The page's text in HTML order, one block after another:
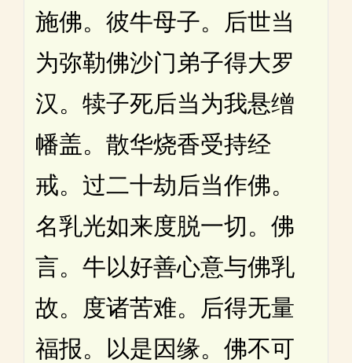
施佛。彼牛母子。后世当
为弥勒佛沙门弟子得大罗
汉。犊子死后当为我悬缯
幡盖。散华烧香受持经
戒。过二十劫后当作佛。
名乳光如来度脱一切。佛
言。牛以好善心意与佛乳
故。度诸苦难。后得无量
福报。以是因缘。佛不可